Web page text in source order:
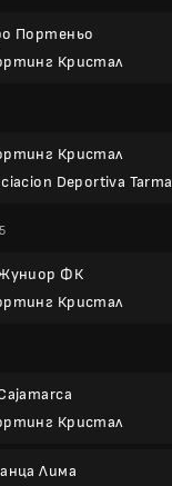
Портеньо
Кристал
Кристал
Deportiva Tarma
ФК
Кристал
Кристал
Лима